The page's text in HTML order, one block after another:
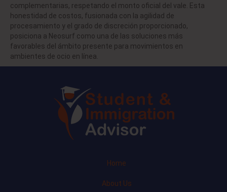
complementarias, respetando el monto oficial del vale. Esta
honestidad de costos, fusionada con la agilidad de
procesamiento y el grado de discreción proporcionado,
posiciona a Neosurf como una de las soluciones más
favorables del ámbito presente para movimientos en
ambientes de ocio en línea.
Home
About Us